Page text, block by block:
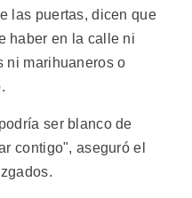
las puertas, dicen que
haber en la calle ni
ni marihuaneros o
ser blanco de
contigo", aseguró el